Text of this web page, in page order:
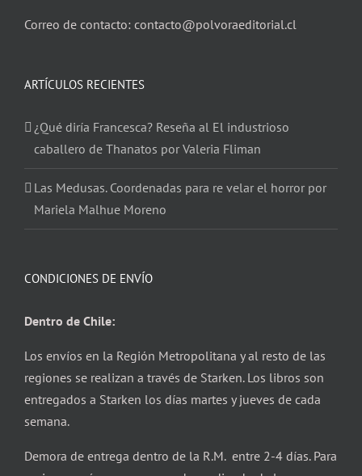
Correo de contacto: contacto@polvoraeditorial.cl
ARTÍCULOS RECIENTES
¿Qué diría Francesca? Reseña al El industrioso
caballero de Thanatos por Valeria Fliman
Las Medusas. Coordenadas para re velar el horror por
Mariela Malhue Moreno
CONDICIONES DE ENVÍO
Dentro de Chile:
Los envíos en la Región Metropolitana y al resto de las
regiones se realizan a través de Starken. Los libros son
entregados a Starken los días martes y jueves de cada
semana.
Demora de entrega dentro de la R.M. entre 2-4 días. Para